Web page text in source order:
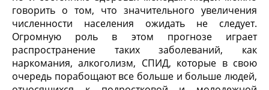
говорить о том, что значительного увеличения
численности населения ожидать не следует.
Огромную роль в этом прогнозе играет
распространение таких заболеваний, как
наркомания, алкоголизм, СПИД, которые в свою
очередь порабощают все больше и больше людей,